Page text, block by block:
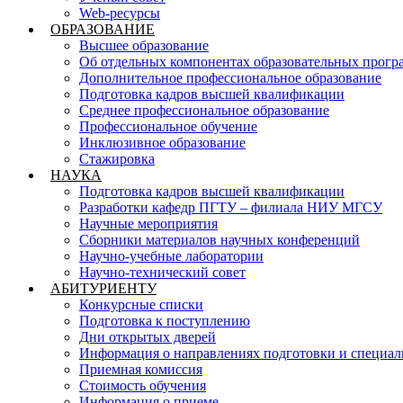
Web-ресурсы
ОБРАЗОВАНИЕ
Высшее образование
Об отдельных компонентах образовательных
Дополнительное профессиональное образование
Подготовка кадров высшей квалификации
Среднее профессиональное образование
Профессиональное обучение
Инклюзивное образование
Стажировка
НАУКА
Подготовка кадров высшей квалификации
Разработки кафедр ПГТУ – филиала НИУ МГСУ
Научные мероприятия
Сборники материалов научных конференций
Научно-учебные лаборатории
Научно-технический совет
АБИТУРИЕНТУ
Конкурсные списки
Подготовка к поступлению
Дни открытых дверей
Информация о направлениях подготовки и
Приемная комиссия
Стоимость обучения